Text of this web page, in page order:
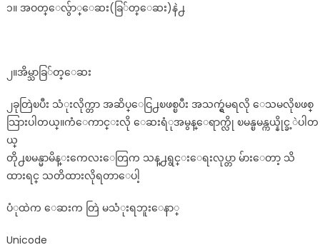
အိမ်ရှင်မ
တွေ
သတိ
၁။ အဝတ္ေလွ်ာ္ေဆး(ခြ်တ္ေဆး)နဲ႕
၂။အိမ္သာခြ်တ္ေဆး
၂ခုတြဲၿပီး သံုးလိုက္တာ အဆိပ္ေငြ႕ၿဖစ္ၿပီး အသက္ရွဴမရလို ေသမလိုၿဖစ္
သြားပါတယ္။ကံေကာင္းလို ေဆးရံုအမွန္ေရာက္လို ၿမန္ၿမန္ကယ္နိုင္ခ့ဲပါတ
ယ္
တို႕ၿမန္မာမိန္းကေလးေတြက သန္႕ရွင္းေရးလုပ္တာ မ်ားေတာ့ သိ
ထားရင္ သတိထားလိုရတာေပါ့
ပံုထဲက ေဆးက တြဲ မသံုးရဘူးေနာ္
Unicode